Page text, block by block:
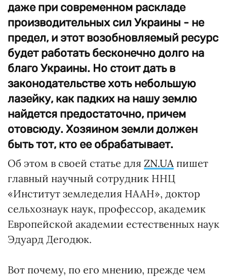
даже при современном раскладе
производительных сил Украины - не
предел, и этот возобновляемый ресурс
будет работать бесконечно долго на
благо Украины. Но стоит дать в
законодательстве хоть небольшую
лазейку, как падких на нашу землю
найдется предостаточно, причем
отовсюду. Хозяином земли должен
быть тот, кто ее обрабатывает.
Об этом в своей статье для ZN.UA пишет
главный научный сотрудник ННЦ
«Институт земледелия НААН», доктор
сельхознаук наук, профессор, академик
Европейской академии естественных наук
Эдуард Дегодюк.
Вот почему, по его мнению, прежде чем